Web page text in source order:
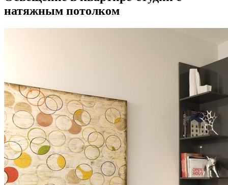
натяжным потолком